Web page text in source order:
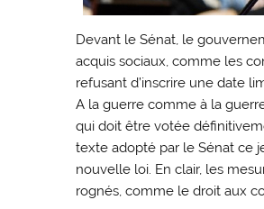
Devant le Sénat, le
acquis sociaux, comme les
refusant d’inscrire une date
A la guerre comme à la
qui doit être votée
texte adopté par le Sénat ce
nouvelle loi. En clair, les
rognés, comme le droit aux